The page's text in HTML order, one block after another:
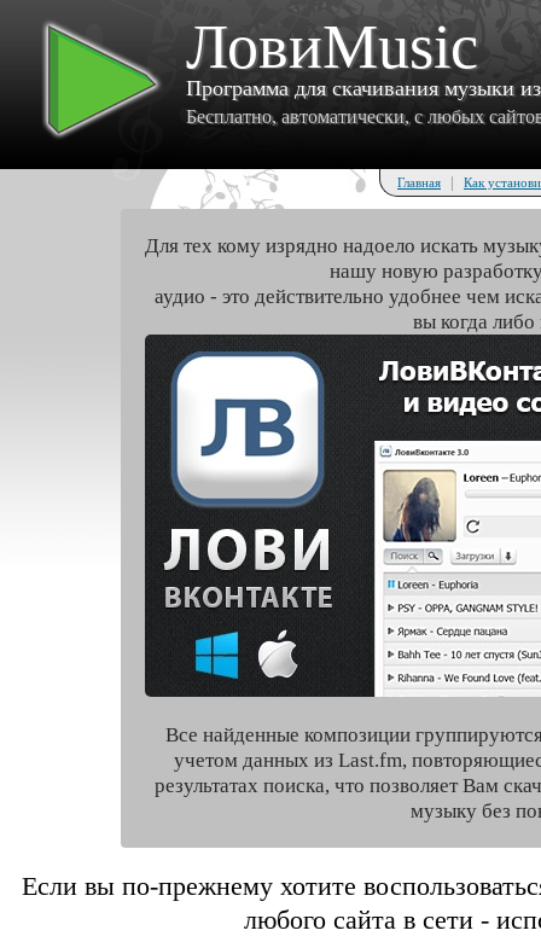
ЛовиMusic
Программа для скачивания музыки
Бесплатно, автоматически, с любых
Главная | Как
Для тех кому изрядно надоело искать
нашу новую
аудио - это действительно удобнее чем
вы когда либо
Все найденные композиции
учетом данных из Last.fm,
результатах поиска, что позволяет Вам
музыку без
Если вы по-прежнему хотите
любого сайта в сети -